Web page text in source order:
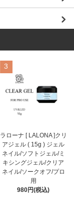
3
ラローナ [ LALONA ]クリ
アジェル ( 15g ) ジェル
ネイル/ソフトジェル/ミ
キシングジェル/クリア
ネイル/ソークオフ/プロ
用
980円(税込)